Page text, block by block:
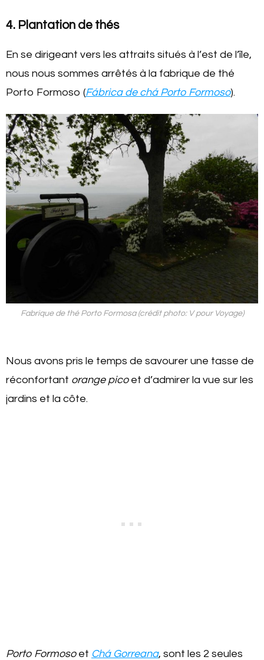
4. Plantation de thés
En se dirigeant vers les attraits situés à l’est de l’île,
nous nous sommes arrêtés à la fabrique de thé
Porto Formoso (Fábrica de chá Porto Formoso).
Fabrique de thé Porto Formosa (crédit photo: V pour Voyage)
Nous avons pris le temps de savourer une tasse de
réconfortant orange picoet d’admirer la vue sur les
jardins et la côte.
Porto Formosoet Chá Gorreana, sont les 2 seules